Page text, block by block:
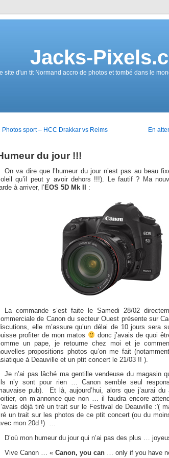
Jacks-
site d'un tit Normand accro de photos et tombé dans le
Photos sport – HCC Drakkar vs Reims En
du jour !!!
On va dire que l’humeur du jour n’est pas au beau
qu’il peut y avoir dehors !!!). Le fautif ? Ma
à arriver, l’ EOS 5D Mk II :
La commande s’est faite le Samedi 28/02
de Canon du secteur Ouest présente sur
elle m’assure qu’un délai de 10 jours sera
profiter de mon matos
donc j’avais de quoi
un pape, je retourne chez moi et je
propositions photos qu’on me fait
à Deauville et un ptit concert le 21/03 !! ).
Je n’ai pas lâché ma gentille vendeuse du magasin
n’y sont pour rien … Canon semble seul
pub). Et là, aujourd’hui, alors que j’aurai du
on m’annonce que non … il faudra encore
déjà tiré un trait sur le Festival de Deauville :'(
un trait sur les photos de ce ptit concert (ou du
mon 20d !) …
D’où mon humeur du jour qui n’ai pas des plus …
Vive Canon … « Canon, you can … only if you have